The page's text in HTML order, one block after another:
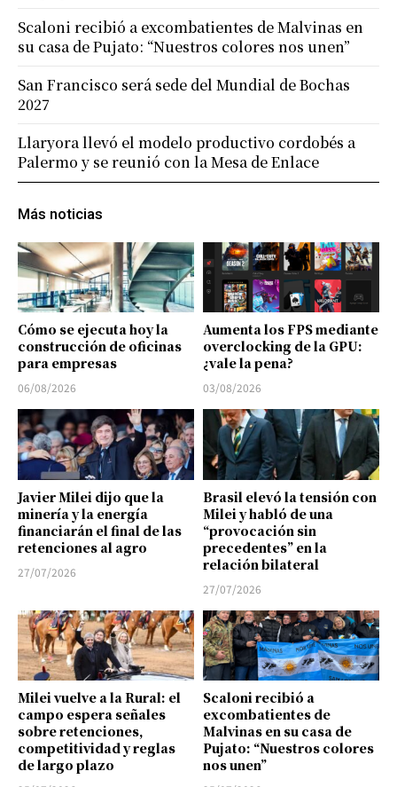
Más noticias
Cómo se ejecuta hoy la
construcción de oficinas
para empresas
06/08/2026
Aumenta los FPS mediante
overclocking de la GPU:
¿vale la pena?
03/08/2026
Javier Milei dijo que la
minería y la energía
financiarán el final de las
retenciones al agro
27/07/2026
Brasil elevó la tensión con
Milei y habló de una
“provocación sin
precedentes” en la
relación bilateral
27/07/2026
Milei vuelve a la Rural: el
campo espera señales
sobre retenciones,
competitividad y reglas
de largo plazo
Scaloni recibió a
excombatientes de
Malvinas en su casa de
Pujato: “Nuestros colores
nos unen”
Scaloni recibió a excombatientes de Malvinas en
su casa de Pujato: “Nuestros colores nos unen”
San Francisco será sede del Mundial de Bochas
2027
Llaryora llevó el modelo productivo cordobés a
Palermo y se reunió con la Mesa de Enlace